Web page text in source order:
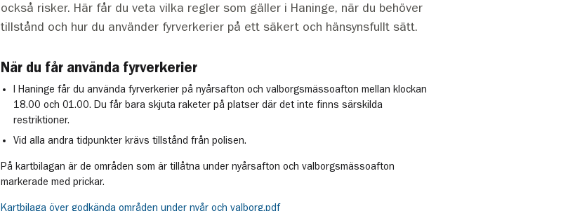
också risker. Här får du veta vilka regler som gäller i Haninge, när du behöver
tillstånd och hur du använder fyrverkerier på ett säkert och hänsynsfullt sätt.
När du får använda fyrverkerier
I Haninge får du använda fyrverkerier på nyårsafton och valborgsmässoafton mellan klockan
18.00 och 01.00. Du får bara skjuta raketer på platser där det inte finns särskilda
restriktioner.
Vid alla andra tidpunkter krävs tillstånd från polisen.
På kartbilagan är de områden som är tillåtna under nyårsafton och valborgsmässoafton
markerade med prickar.
Kartbilaga över godkända områden under nyår och valborg.pdf